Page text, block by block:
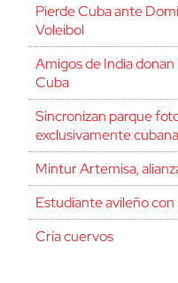
Pierde Cuba ante
Voleibol
Amigos de India
Cuba
Sincronizan parque
exclusivamente cubana
Mintur Artemisa,
Estudiante avileño
Cría cuervos